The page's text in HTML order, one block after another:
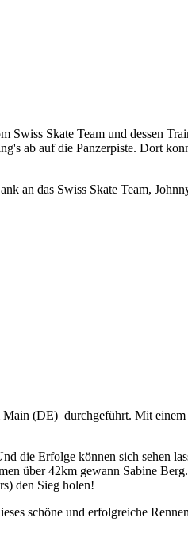
Swiss Skate Team und dessen
ab auf die Panzerpiste. Dort
an das Swiss Skate Team,
(DE) durchgeführt. Mit einem
die Erfolge können sich sehen
über 42km gewann Sabine
den Sieg holen!
schöne und erfolgreiche